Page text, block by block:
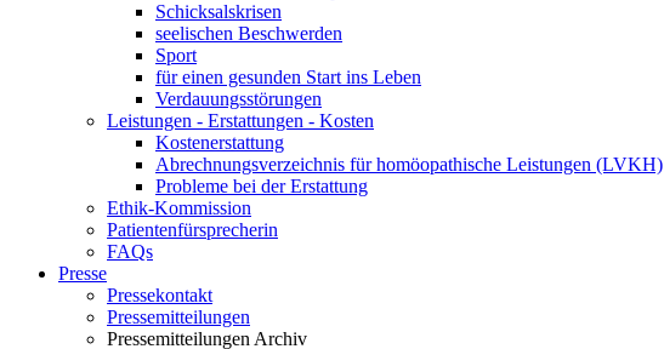
Schicksalskrisen
seelischen Beschwerden
Sport
für einen gesunden Start ins Leben
Verdauungsstörungen
Leistungen - Erstattungen - Kosten
Kostenerstattung
Abrechnungsverzeichnis für homöopathische Leistungen (LVKH)
Probleme bei der Erstattung
Ethik-Kommission
Patientenfürsprecherin
FAQs
Presse
Pressekontakt
Pressemitteilungen
Pressemitteilungen Archiv